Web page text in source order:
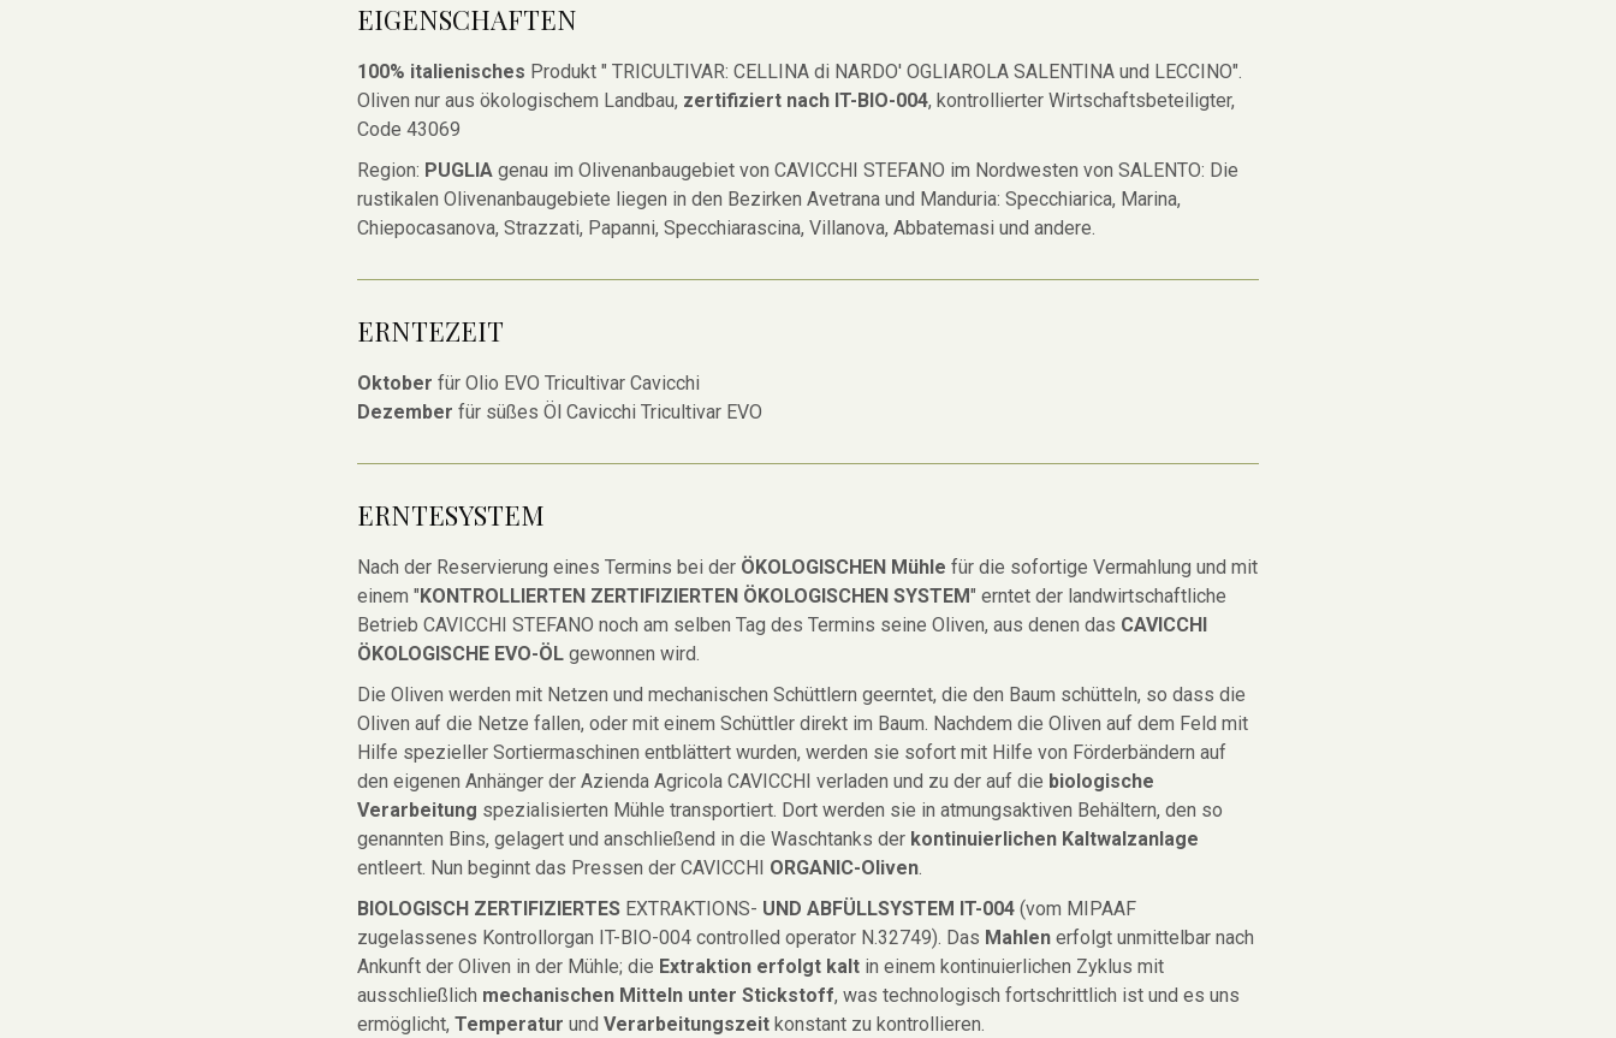
EIGENSCHAFTEN
100% italienisches Produkt " TRICULTIVAR: CELLINA di NARDO' OGLIAROLA SALENTINA und LECCINO".
Oliven nur aus ökologischem Landbau, zertifiziert nach IT-BIO-004, kontrollierter Wirtschaftsbeteiligter,
Code 43069
Region: PUGLIA genau im Olivenanbaugebiet von CAVICCHI STEFANO im Nordwesten von SALENTO: Die
rustikalen Olivenanbaugebiete liegen in den Bezirken Avetrana und Manduria: Specchiarica, Marina,
Chiepocasanova, Strazzati, Papanni, Specchiarascina, Villanova, Abbatemasi und andere.
ERNTEZEIT
Oktober für Olio EVO Tricultivar Cavicchi
Dezember für süßes Öl Cavicchi Tricultivar EVO
ERNTESYSTEM
Nach der Reservierung eines Termins bei der ÖKOLOGISCHEN Mühle für die sofortige Vermahlung und mit
einem " KONTROLLIERTEN ZERTIFIZIERTEN ÖKOLOGISCHEN SYSTEM" erntet der landwirtschaftliche
Betrieb CAVICCHI STEFANO noch am selben Tag des Termins seine Oliven, aus denen das CAVICCHI
ÖKOLOGISCHE EVO-ÖL gewonnen wird.
Die Oliven werden mit Netzen und mechanischen Schüttlern geerntet, die den Baum schütteln, so dass die
Oliven auf die Netze fallen, oder mit einem Schüttler direkt im Baum. Nachdem die Oliven auf dem Feld mit
Hilfe spezieller Sortiermaschinen entblättert wurden, werden sie sofort mit Hilfe von Förderbändern auf
den eigenen Anhänger der Azienda Agricola CAVICCHI verladen und zu der auf die biologische
Verarbeitung spezialisierten Mühle transportiert. Dort werden sie in atmungsaktiven Behältern, den so
genannten Bins, gelagert und anschließend in die Waschtanks der kontinuierlichen Kaltwalzanlage
entleert. Nun beginnt das Pressen der CAVICCHI ORGANIC-Oliven.
BIOLOGISCH ZERTIFIZIERTES EXTRAKTIONS- UND ABFÜLLSYSTEM IT-004 (vom MIPAAF
zugelassenes Kontrollorgan IT-BIO-004 controlled operator N.32749). Das Mahlen erfolgt unmittelbar nach
Ankunft der Oliven in der Mühle; die Extraktion erfolgt kalt in einem kontinuierlichen Zyklus mit
ausschließlich mechanischen Mitteln unter Stickstoff, was technologisch fortschrittlich ist und es uns
ermöglicht, Temperatur und Verarbeitungszeit konstant zu kontrollieren.